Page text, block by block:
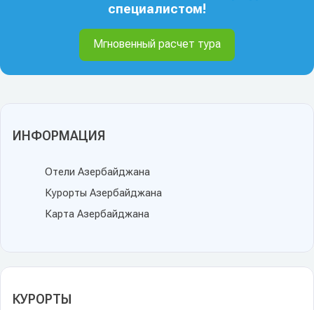
ИНФОРМАЦИЯ
Отели Азербайджана
Курорты Азербайджана
Карта Азербайджана
КУРОРТЫ
специалистом!
Мгновенный расчет тура